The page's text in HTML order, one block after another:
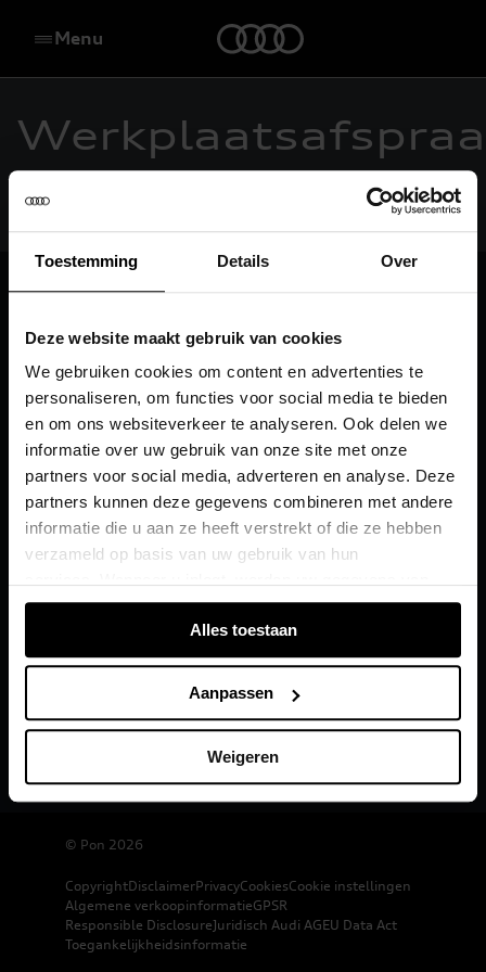
Toestemming Details Over
Deze website maakt gebruik van cookies
We gebruiken cookies om content en advertenties te
personaliseren, om functies voor social media te bieden
en om ons websiteverkeer te analyseren. Ook delen we
informatie over uw gebruik van onze site met onze
partners voor social media, adverteren en analyse. Deze
partners kunnen deze gegevens combineren met andere
informatie die u aan ze heeft verstrekt of die ze hebben
verzameld op basis van uw gebruik van hun
verschillende apparaten of browsers samengevoegd via
de extra verwerkte login-ID.Alles toestaan
Aanpassen
Weigeren
Menu
maken
Kaart
© Pon 2026
CopyrightDisclaimerPrivacyCookiesCookie instellingen
Algemene verkoopinformatieGPSR
Responsible DisclosureJuridisch Audi AGEU Data Act
Toegankelijkheidsinformatie